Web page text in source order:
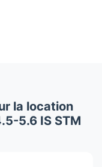
la location
5.6 IS STM